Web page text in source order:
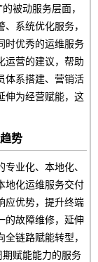
被动服务层面，
系统优化服务，
时优秀的运维服务
运营的建议，帮助
体系搭建、营销活
伸为经营赋能，这
势
业化、本地化、
地化运维服务交付
应优势，提升终端
的故障维修，延伸
链路赋能转型，
赋能能力的服务